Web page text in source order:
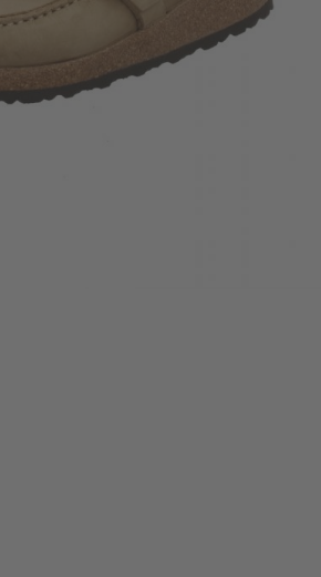
und Leisten -
Komfort
Komfort
Komfort
Sandaletten